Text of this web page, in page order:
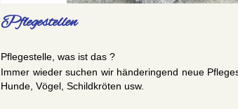
Pflegestellen
Pflegestelle, was ist das ?
Immer wieder suchen wir händeringend neue
Hunde, Vögel, Schildkröten usw.